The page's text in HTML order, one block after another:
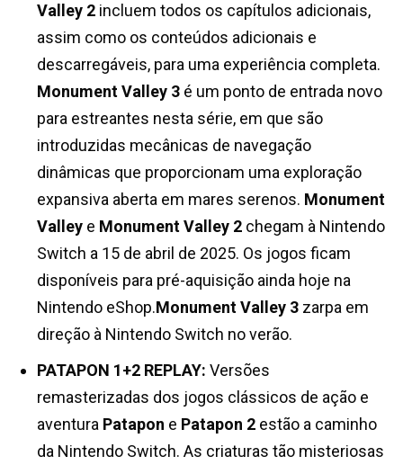
Valley 2 incluem todos os capítulos adicionais,
assim como os conteúdos adicionais e
descarregáveis, para uma experiência completa.
Monument Valley 3 é um ponto de entrada novo
para estreantes nesta série, em que são
introduzidas mecânicas de navegação
dinâmicas que proporcionam uma exploração
expansiva aberta em mares serenos. Monument
Valley e Monument Valley 2 chegam à Nintendo
Switch a 15 de abril de 2025. Os jogos ficam
disponíveis para pré-aquisição ainda hoje na
Nintendo eShop.Monument Valley 3 zarpa em
direção à Nintendo Switch no verão.
PATAPON 1+2 REPLAY: Versões
remasterizadas dos jogos clássicos de ação e
aventura Patapon e Patapon 2 estão a caminho
da Nintendo Switch. As criaturas tão misteriosas